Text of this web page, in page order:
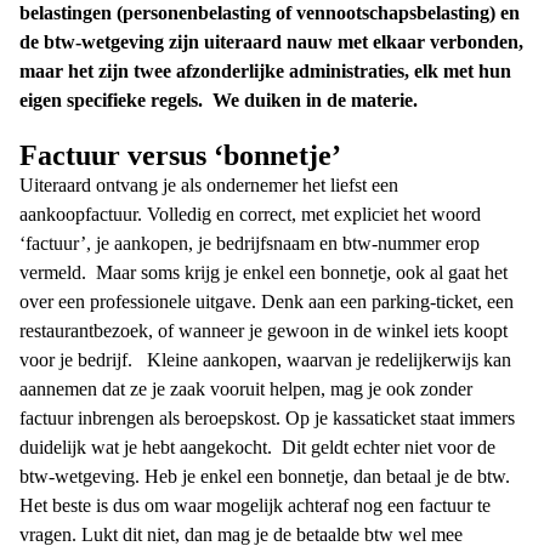
belastingen (personenbelasting of vennootschapsbelasting) en
de btw-wetgeving zijn uiteraard nauw met elkaar verbonden,
maar het zijn twee afzonderlijke administraties, elk met hun
eigen specifieke regels. We duiken in de materie.
Factuur versus ‘bonnetje’
Uiteraard ontvang je als ondernemer het liefst een
aankoopfactuur. Volledig en correct, met expliciet het woord
‘factuur’, je aankopen, je bedrijfsnaam en btw-nummer erop
vermeld. Maar soms krijg je enkel een bonnetje, ook al gaat het
over een professionele uitgave. Denk aan een parking-ticket, een
restaurantbezoek, of wanneer je gewoon in de winkel iets koopt
voor je bedrijf.
Kleine aankopen, waarvan je redelijkerwijs kan
aannemen dat ze je zaak vooruit helpen, mag je ook zonder
factuur inbrengen als beroepskost. Op je kassaticket staat immers
duidelijk wat je hebt aangekocht. Dit geldt echter niet voor de
btw-wetgeving. Heb je enkel een bonnetje, dan betaal je de btw.
Het beste is dus om waar mogelijk achteraf nog een factuur te
vragen. Lukt dit niet, dan mag je de betaalde btw wel mee